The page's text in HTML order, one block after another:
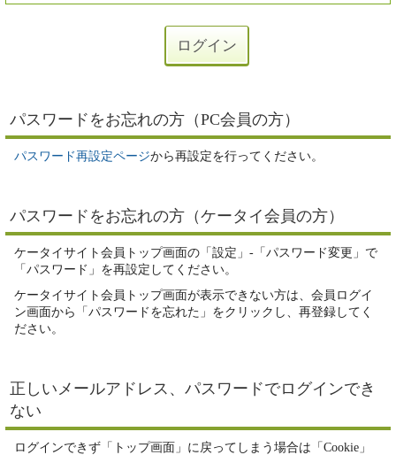
パスワードをお忘れの方（PC会員の方）
パスワード再設定ページから再設定を行ってください。
パスワードをお忘れの方（ケータイ会員の方）
ケータイサイト会員トップ画面の「設定」-「パスワード変更」で
「パスワード」を再設定してください。
ケータイサイト会員トップ画面が表示できない方は、会員ログイ
ン画面から「パスワードを忘れた」をクリックし、再登録してく
ださい。
正しいメールアドレス、パスワードでログインでき
ない
ログインできず「トップ画面」に戻ってしまう場合は「Cookie」